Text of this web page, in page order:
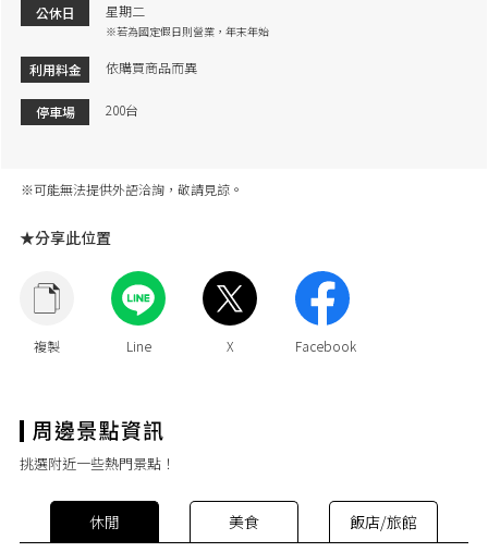
公休日 星期二
※若為國定假日則營業，年末年始
利用料金 依購買商品而異
停車場 200台
※可能無法提供外語洽詢，敬請見諒。
★分享此位置
挑選附近一些熱門景點！
休閒 美食 飯店/旅館